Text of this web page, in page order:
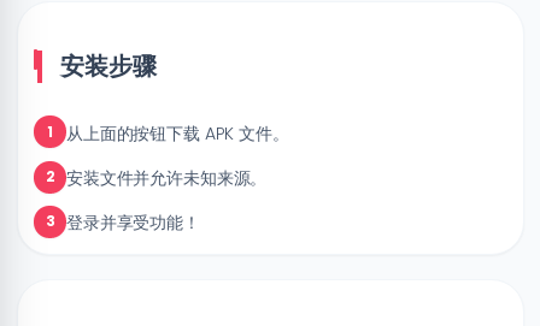
安装步骤
1 从上面的按钮下载 APK 文件。
2 安装文件并允许未知来源。
3 登录并享受功能！